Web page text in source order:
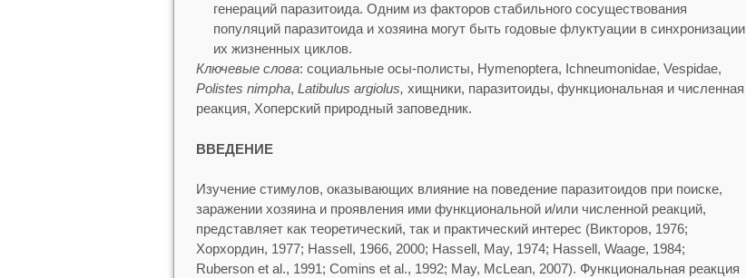
генераций паразитоида. Одним из факторов стабильного сосуществования
популяций паразитоида и хозяина могут быть годовые флуктуации в синхронизации
их жизненных циклов.
Ключевые слова: социальные осы-полисты, Hymenoptera, Ichneumonidae, Vespidae,
Polistes nimpha, Latibulus argiolus, хищники, паразитоиды, функциональная и численная
реакция, Хоперский природный заповедник.
ВВЕДЕНИЕ
Изучение стимулов, оказывающих влияние на поведение паразитоидов при поиске,
заражении хозяина и проявления ими функциональной и/или численной реакций,
представляет как теоретический, так и практический интерес (Викторов, 1976;
Хорхордин, 1977; Hassell, 1966, 2000; Hassell, May, 1974; Hassell, Waage, 1984;
Ruberson et al., 1991; Comins et al., 1992; May, McLean, 2007). Функциональная реакция